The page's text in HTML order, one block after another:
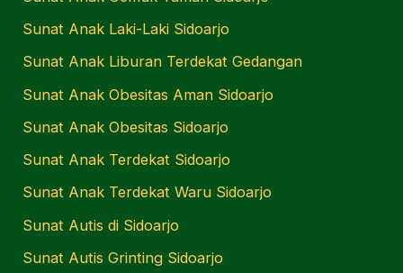
Sunat Anak Laki-Laki Sidoarjo
Sunat Anak Liburan Terdekat Gedangan
Sunat Anak Obesitas Aman Sidoarjo
Sunat Anak Obesitas Sidoarjo
Sunat Anak Terdekat Sidoarjo
Sunat Anak Terdekat Waru Sidoarjo
Sunat Autis di Sidoarjo
Sunat Autis Grinting Sidoarjo